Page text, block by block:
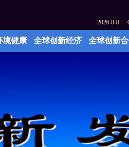
2026-8-8
境健康 全球创新经济 全球创新